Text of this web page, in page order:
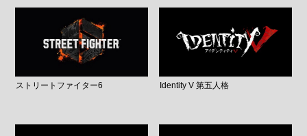
ストリートファイター6 Identity V 第五人格